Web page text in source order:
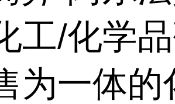
工/化学
为一体的